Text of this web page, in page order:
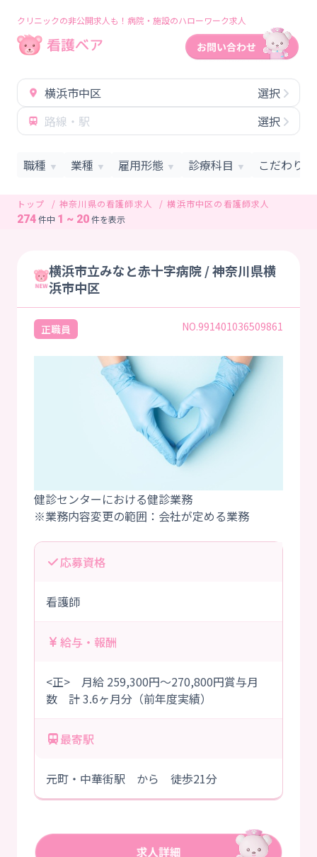
クリニックの非公開求人も！病院・施設のハローワーク求人
横浜市中区
選択
路線・駅
選択
職種 ▼ 業種 ▼ 雇用形態 ▼ 診療科目 ▼ こだわり
トップ 神奈川県の看護師求人 横浜市中区の看護師求人
274件中 1 ~ 20件を表示
横浜市立みなと赤十字病院 / 神奈川県横
浜市中区
正職員 NO.991401036509861
健診センターにおける健診業務
応募資格
看護師
給与・報酬
<正> 月給 259,300円～270,800円賞与月
数 計 3.6ヶ月分（前年度実績）
最寄駅
元町・中華街駅 から 徒歩21分